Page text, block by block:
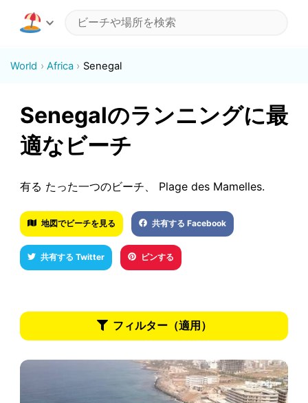
World Africa Senegal
Senegalのランニングに最
適なビーチ
有る たった一つのビーチ、 Plage des Mamelles.
地図でビーチを見る 共有する Facebook
共有する Twitter ピンする
フィルター（適用）